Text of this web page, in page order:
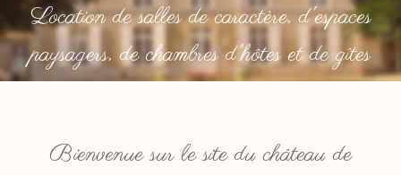
Location de salles de caractère, d'espaces
paysagers, de chambres d'hôtes et de gîtes
Bienvenue sur le site du château de